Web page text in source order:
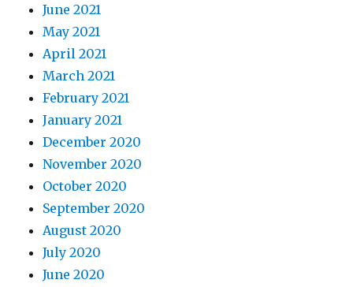
June 2021
May 2021
April 2021
March 2021
February 2021
January 2021
December 2020
November 2020
October 2020
September 2020
August 2020
July 2020
June 2020